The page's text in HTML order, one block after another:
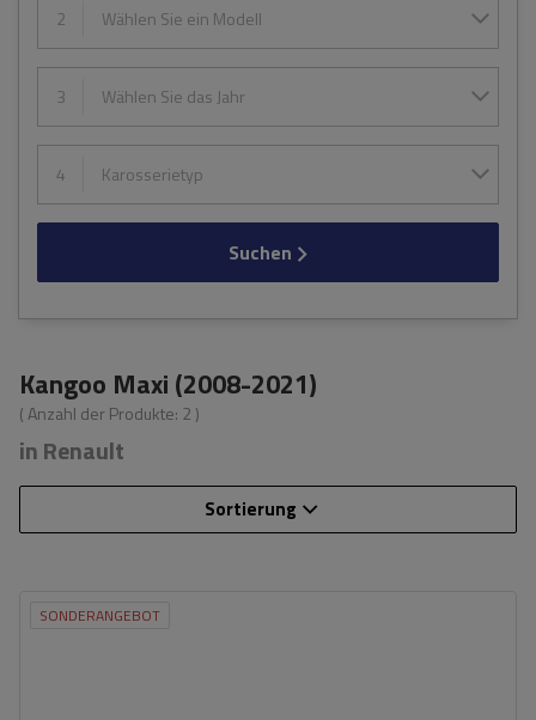
2 Wählen Sie ein Modell
3 Wählen Sie das Jahr
4 Karosserietyp
Suchen
Kangoo Maxi (2008-2021)
( Anzahl der Produkte: 2 )
in Renault
Sortierung
SONDERANGEBOT